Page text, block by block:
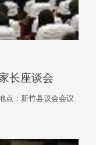
长座谈会
：新竹县议会会议